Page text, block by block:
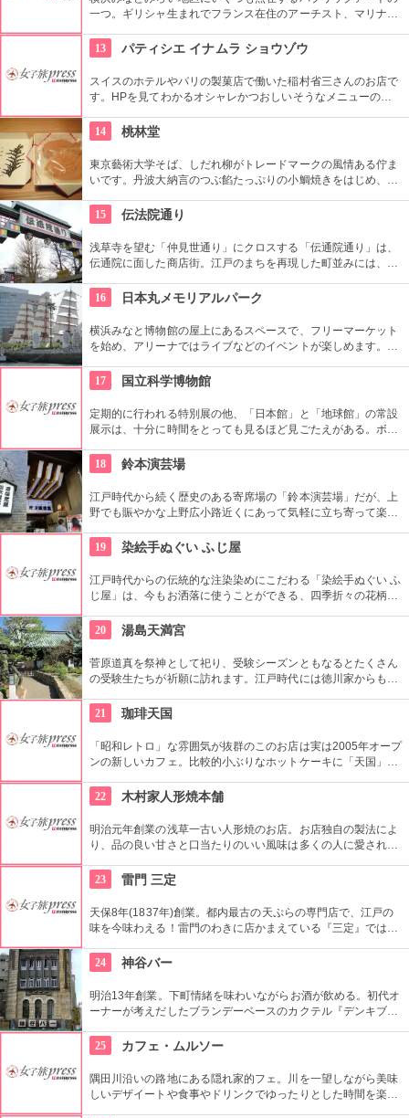
一つ。ギリシャ生まれでフランス在住のアーチスト、マリナ・
内にあるクイーンズパークで、その美しいドレープと伸びやか
な羽をテーマにした幻想的な姿を見ることができます。
13 パティシエ イナムラ ショウゾウ
スイスのホテルやパリの製菓店で働いた稲村省三さんのお店で
す。HPを見てわかるオシャレかつおしいそうなメニューの
を絶えません。
14 桃林堂
東京藝術大学そば、しだれ柳がトレードマークの風情ある佇ま
いです。丹波大納言のつぶ餡たっぷりの小鯛焼きをはじめ、水
ます。お抹茶をいただきながら店内でも。
15 伝法院通り
浅草寺を望む「仲見世通り」にクロスする「伝通院通り」は、
伝通院に面した商店街。江戸のまちを再現した町並みには、屋
あります。多彩なお店が並んでいて、買い物や食事も楽しめま
す。
16 日本丸メモリアルパーク
横浜みなと博物館の屋上にあるスペースで、フリーマーケット
を始め、アリーナではライブなどのイベントが楽しめます。も
財に指定されています。
17 国立科学博物館
定期的に行われる特別展の他、「日本館」と「地球館」の常設
展示は、十分に時間をとっても見るほど見ごたえがある。ボラ
とまちがいなし。
18 鈴本演芸場
江戸時代から続く歴史のある寄席場の「鈴本演芸場」だが、上
野でも賑やかな上野広小路近くにあって気軽に立ち寄って楽し
ず入ってみてはいかがでしょう。
19 染絵手ぬぐい ふじ屋
江戸時代からの伝統的な注染染めにこだわる「染絵手ぬぐい ふ
じ屋」は、今もお洒落に使うことができる、四季折々の花柄や
地の小物も各種扱っています。
20 湯島天満宮
菅原道真を祭神として祀り、受験シーズンともなるとたくさん
の受験生たちが祈願に訪れます。江戸時代には徳川家からも尊
おり、境内には約300本もの梅があり、毎年時期になるとかぐ
わしい香りを漂わせます。2月上旬〜3月上旬には梅祭りも開催
されて賑わいます。
21 珈琲天国
「昭和レトロ」な雰囲気が抜群のこのお店は実は2005年オープ
ンの新しいカフェ。比較的小ぶりなホットケーキに「天国」の
ここへ。
22 木村家人形焼本舗
明治元年創業の浅草一古い人形焼のお店。お店独自の製法によ
り、品の良い甘さと口当たりのいい風味は多くの人に愛されて
ンコの入っていないタイプもあり。ハトのマークを目印に探し
て。
23 雷門 三定
天保8年(1837年)創業。都内最古の天ぷらの専門店で、江戸の
味を今味わえる！雷門のわきに店かまえている『三定』では特
24
神谷バー
明治13年創業。下町情緒を味わいながらお酒が飲める。初代オ
ーナーが考えだしたブランデーベースのカクテル『デンキブラ
がいい。浅草を観光した際には是非立ち寄りたい。
25 カフェ・ムルソー
隅田川沿いの路地にある隠れ家的フェ。川を一望しながら美味
しいデザイートや食事やドリンクでゆったりとした時間を楽し